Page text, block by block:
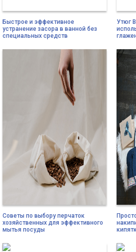
Быстрое и эффективное
устранение засора в ванной без
специальных средств
Утюг
Советы по выбору перчаток
хозяйственных для эффективного
мытья посуды